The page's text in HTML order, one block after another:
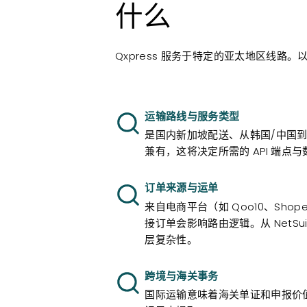
什么
Qxpress 服务于特定的亚太地区线路。
运输路线与服务类型
是国内新加坡配送、从韩国/中国
兼有，这将决定所需的 API 端点与
订单来源与运单
来自电商平台（如 Qoo10、
接订单会影响路由逻辑。从
层复杂性。
跨境与海关事务
国际运输意味着海关单证和申报